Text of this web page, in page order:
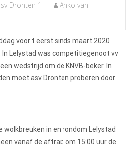
Dronten 1
Anko van
voor t eerst sinds maart 2020
In Lelystad was competitiegenoot vv
wedstrijd om de KNVB-beker. In
moet asv Dronten proberen door
wolkbreuken in en rondom Lelystad
vanaf de aftrap om 15:00 uur de